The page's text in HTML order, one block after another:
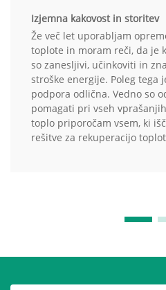
Izjemna kakovost in storitev
Že več let uporabljam
toplote in moram reči, da je
so zanesljivi, učinkoviti in
stroške energije. Poleg tega
podpora odlična. Vedno so
pomagati pri vseh
toplo priporočam vsem, ki
rešitve za rekuperacijo